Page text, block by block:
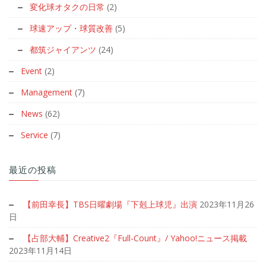
変化球オタクの日常 (2)
球速アップ・球質改善 (5)
都筑ジャイアンツ (24)
Event (2)
Management (7)
News (62)
Service (7)
最近の投稿
【前田幸長】TBS日曜劇場『下剋上球児』出演 2023年11月26
日
【占部大輔】Creative2『Full-Count』/ Yahoo!ニュース掲載
2023年11月14日